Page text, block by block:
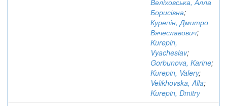
Веліховська, Алла
Борисівна;
Курепін, Дмитро
Вячеславович;
Kurepin,
Vyacheslav;
Gorbunova, Karine;
Kurepin, Valery;
Velikhovska, Alla;
Kurepin, Dmitry